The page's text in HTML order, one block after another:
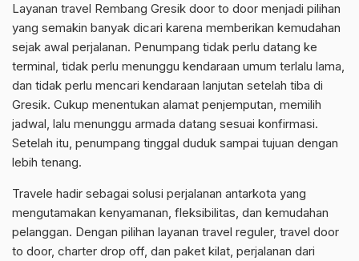
Layanan travel Rembang Gresik door to door menjadi pilihan
yang semakin banyak dicari karena memberikan kemudahan
sejak awal perjalanan. Penumpang tidak perlu datang ke
terminal, tidak perlu menunggu kendaraan umum terlalu lama,
dan tidak perlu mencari kendaraan lanjutan setelah tiba di
Gresik. Cukup menentukan alamat penjemputan, memilih
jadwal, lalu menunggu armada datang sesuai konfirmasi.
Setelah itu, penumpang tinggal duduk sampai tujuan dengan
lebih tenang.
Travele hadir sebagai solusi perjalanan antarkota yang
mengutamakan kenyamanan, fleksibilitas, dan kemudahan
pelanggan. Dengan pilihan layanan travel reguler, travel door
to door, charter drop off, dan paket kilat, perjalanan dari